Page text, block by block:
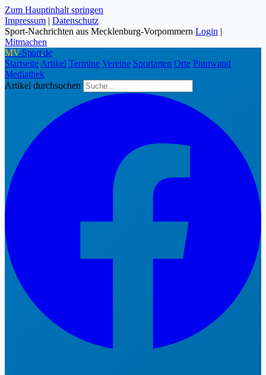
Zum Hauptinhalt springen
Impressum | Datenschutz
Sport-Nachrichten aus Mecklenburg-Vorpommern Login |
Mitmachen
MV-Sport.de
Startseite Artikel Termine Vereine Sportarten Orte Pinnwand
Mediathek
Artikel durchsuchen